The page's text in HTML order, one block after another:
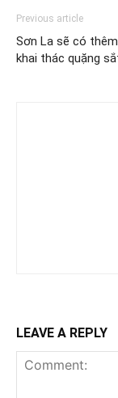
Previous article
Sơn La sẽ có
khai thác quặng
LEAVE A REPLY